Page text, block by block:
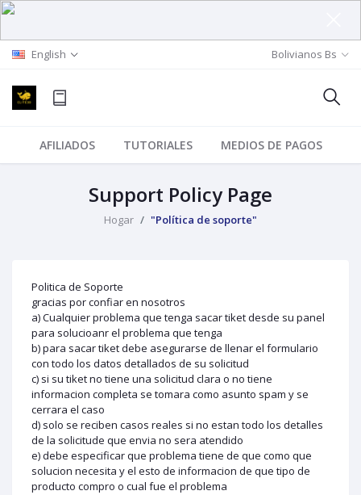
English Bolivianos Bs
AFILIADOS TUTORIALES MEDIOS DE PAGOS
Support Policy Page
Hogar "Política de soporte"
Politica de Soporte
gracias por confiar en nosotros
a) Cualquier problema que tenga sacar tiket desde su panel
para solucioanr el problema que tenga
b) para sacar tiket debe asegurarse de llenar el formulario
con todo los datos detallados de su solicitud
c) si su tiket no tiene una solicitud clara o no tiene
informacion completa se tomara como asunto spam y se
cerrara el caso
d) solo se reciben casos reales si no estan todo los detalles
de la solicitude que envia no sera atendido
e) debe especificar que problema tiene de que como que
solucion necesita y el esto de informacion de que tipo de
producto compro o cual fue el problema